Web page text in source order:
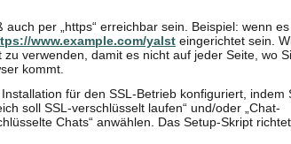
per „https“ erreichbar sein. Beispiel: wenn es
www.example.com/yalst eingerichtet sein.
verwenden, damit es nicht auf jeder Seite, wo
kommt.
für den SSL-Betrieb konfiguriert, indem
soll SSL-verschlüsselt laufen“ und/oder „Chat-
Chats“ anwählen. Das Setup-Skript